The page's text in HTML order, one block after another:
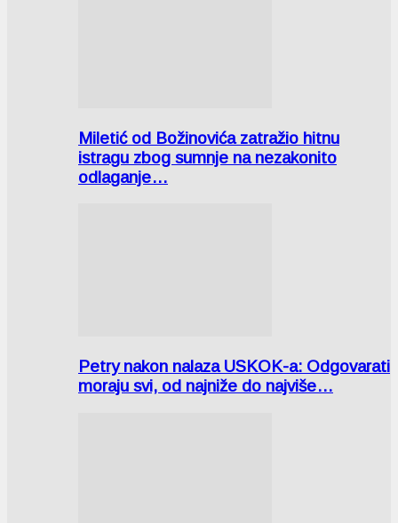
Miletić od Božinovića zatražio hitnu
istragu zbog sumnje na nezakonito
odlaganje…
Petry nakon nalaza USKOK-a: Odgovarati
moraju svi, od najniže do najviše…